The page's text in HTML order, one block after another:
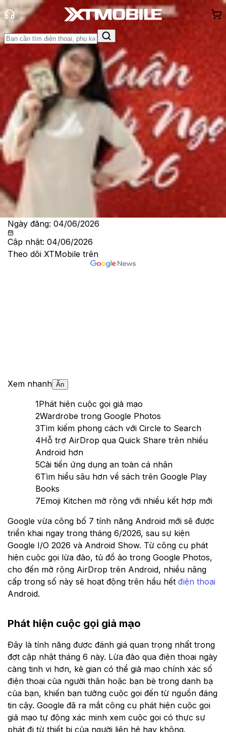
Trang chủ
Tin tức
Tin Mới
Tin MớiĐánh Giá - Trên Tay So SánhTư vấnKhuyến
mãi
Thủ thuậtHỏi đáp App - GameThông báoKhách
hàng - Sự kiện
Khám phá 07 tính năng Android mới
sẽ ra mắt trên điện thoại vào tháng
Lê Thị Huỳnh Như
Ngày đăng: 04/06/2026
Cập nhật: 04/06/2026
Theo dõi XTMobile trên
Xem nhanh Ẩn
1Phát hiện cuộc gọi giả mạo
2Wardrobe trong Google Photos
3Tìm kiếm phong cách với Circle to Search
4Hỗ trợ AirDrop qua Quick Share trên nhiều
Android hơn
5Cải tiến ứng dụng an toàn cá nhân
6Tìm hiểu sâu hơn về sách trên Google Play
Books
7Emoji Kitchen mở rộng với nhiều kết hợp mới
Google vừa công bố 7 tính năng Android mới sẽ được
triển khai ngay trong tháng 6/2026, sau sự kiện
Google I/O 2026 và Android Show. Từ công cụ phát
hiện cuộc gọi lừa đảo, tủ đồ ảo trong Google Photos,
cho đến mở rộng AirDrop trên Android, nhiều nâng
cấp trong số này sẽ hoạt động trên hầu hết điện thoại
Android.
Phát hiện cuộc gọi giả mạo
Đây là tính năng được đánh giá quan trọng nhất trong
đợt cập nhật tháng 6 này. Lừa đảo qua điện thoại ngày
càng tinh vi hơn, kẻ gian có thể giả mạo chính xác số
điện thoại của người thân hoặc bạn bè trong danh bạ
của bạn, khiến bạn tưởng cuộc gọi đến từ nguồn đáng
tin cậy. Google đã ra mắt công cụ phát hiện cuộc gọi
giả mạo tự động xác minh xem cuộc gọi có thực sự
phát đi từ thiết bị của người liên hệ hay không.